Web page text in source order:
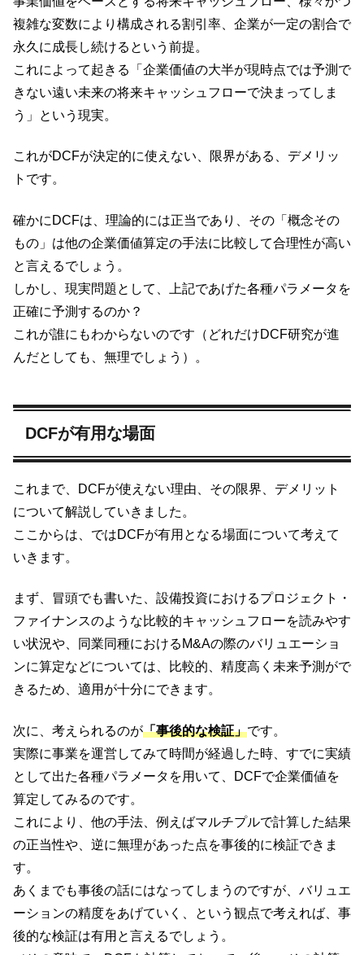
複雑な変数により構成される割引率、企業が一定の割合で
永久に成長し続けるという前提。
これによって起きる「企業価値の大半が現時点では予測で
きない遠い未来の将来キャッシュフローで決まってしま
う」という現実。
これがDCFが決定的に使えない、限界がある、デメリッ
トです。
確かにDCFは、理論的には正当であり、その「概念その
もの」は他の企業価値算定の手法に比較して合理性が高い
と言えるでしょう。
しかし、現実問題として、上記であげた各種パラメータを
正確に予測するのか？
これが誰にもわからないのです（どれだけDCF研究が進
んだとしても、無理でしょう）。
DCFが有用な場面
これまで、DCFが使えない理由、その限界、デメリット
について解説していきました。
ここからは、ではDCFが有用となる場面について考えて
いきます。
まず、冒頭でも書いた、設備投資におけるプロジェクト・
ファイナンスのような比較的キャッシュフローを読みやす
い状況や、同業同種におけるM&Aの際のバリュエーショ
ンに算定などについては、比較的、精度高く未来予測がで
きるため、適用が十分にできます。
次に、考えられるのが「事後的な検証」です。
実際に事業を運営してみて時間が経過した時、すでに実績
として出た各種パラメータを用いて、DCFで企業価値を
算定してみるのです。
これにより、他の手法、例えばマルチプルで計算した結果
の正当性や、逆に無理があった点を事後的に検証できま
す。
あくまでも事後の話にはなってしまうのですが、バリュエ
ーションの精度をあげていく、という観点で考えれば、事
後的な検証は有用と言えるでしょう。